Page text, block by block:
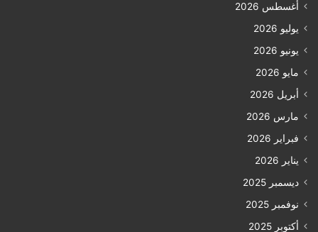
أغسطس 2026
يوليو 2026
يونيو 2026
مايو 2026
أبريل 2026
مارس 2026
فبراير 2026
يناير 2026
ديسمبر 2025
نوفمبر 2025
أكتوبر 2025